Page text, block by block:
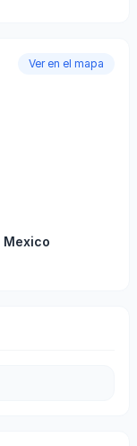
Ver en el mapa
Mexico